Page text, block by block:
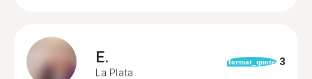
E.
La Plata
format_quote 3